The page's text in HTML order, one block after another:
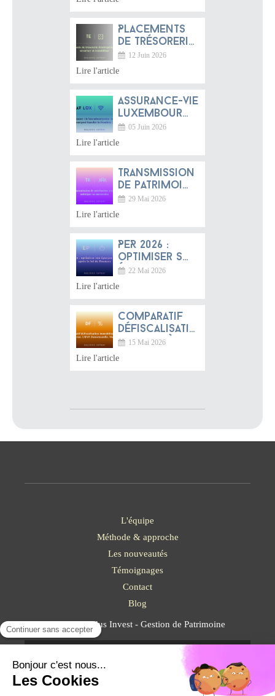
Placements
de trésorerie
d'entreprise
2026 :
rentabiliser
12 Juin 2026
Lire l'article
Assurance-vie
luxembourgeoise
2026 :
pourquoi
frontière ?
05 Juin 2026
Lire l'article
Transmission
de patrimoine
2026 :
anticiper sa
29 Mai 2026
Lire l'article
PER 2026 :
optimiser son
épargne
retraite après
finances
22 Mai 2026
Lire l'article
Comparatif
défiscalisation
immobilière
2026 :
15 Mai 2026
Lire l'article
L'équipe
Méthode & approche
Les nouveautés
Témoignages
Contact
Blog
©2023 Solidus Invest - Gestion de Patrimoine